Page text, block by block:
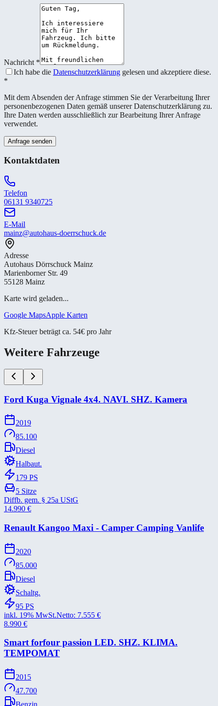
Nachricht *
Ich habe die Datenschutzerklärung gelesen und akzeptiere diese.
*
Mit dem Absenden der Anfrage stimmen Sie der Verarbeitung Ihrer
personenbezogenen Daten gemäß unserer Datenschutzerklärung zu.
Ihre Daten werden ausschließlich zur Bearbeitung Ihrer Anfrage
verwendet.
Anfrage senden
Kontaktdaten
Telefon
06131 9340725
E-Mail
mainz@autohaus-doerrschuck.de
Adresse
Autohaus Dörrschuck Mainz
Marienborner Str. 49
55128 Mainz
Karte wird geladen...
Google MapsApple Karten
Kfz-Steuer beträgt ca. 54€ pro Jahr
Weitere Fahrzeuge
Ford Kuga Vignale 4x4. NAVI. SHZ. Kamera
2019
85.100
Diesel
Halbaut.
179 PS
5 Sitze
Diffb. gem. § 25a UStG
14.990 €
Renault Kangoo Maxi -​ Camper Camping Vanlife
2020
85.000
Diesel
Schaltg.
95 PS
inkl. 19% MwSt.Netto: 7.555 €
8.990 €
Smart forfour passion LED. SHZ. KLIMA.
TEMPOMAT
2015
47.700